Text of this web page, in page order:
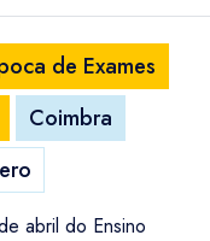
de Exames
Coimbra
abril do Ensino